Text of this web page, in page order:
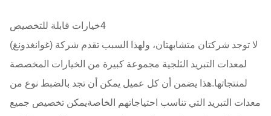
4خيارات قابلة للتخصيص
لا توجد شركتان متشابهتان، ولهذا السبب تقدم شركة (غوانغدونغ)
لمعدات التبريد الثلجية مجموعة كبيرة من الخيارات المخصصة
لمنتجاتها.هذا يضمن أن كل عميل يمكن أن تجد بالضبط نوع من
معدات التبريد التي تناسب احتياجاتهم الخاصةيمكن تخصيص جميع